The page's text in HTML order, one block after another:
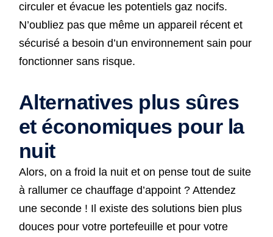
circuler et évacue les potentiels gaz nocifs.
N’oubliez pas que même un appareil récent et
sécurisé a besoin d’un environnement sain pour
fonctionner sans risque.
Alternatives plus sûres
et économiques pour la
nuit
Alors, on a froid la nuit et on pense tout de suite
à rallumer ce chauffage d’appoint ? Attendez
une seconde ! Il existe des solutions bien plus
douces pour votre portefeuille et pour votre